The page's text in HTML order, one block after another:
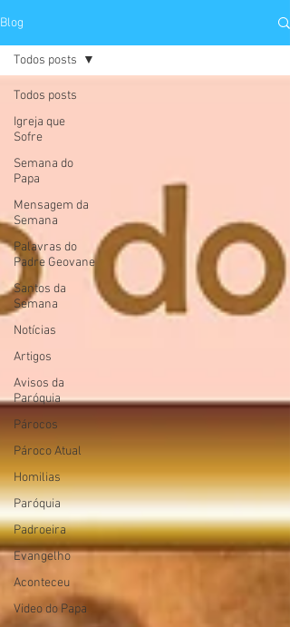
Blog
Todos posts
Igreja que
Sofre
Semana do
Papa
Mensagem da
Semana
Palavras do
Padre Geovane
Santos da
Semana
Notícias
Artigos
Avisos da
Paróquia
Párocos
Pároco Atual
Homilias
Paróquia
Padroeira
Evangelho
Aconteceu
Video do Papa
Todos posts